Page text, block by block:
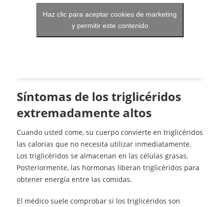
Haz clic para aceptar cookies de marketing
y permitir este contenido
Síntomas de los triglicéridos
extremadamente altos
Cuando usted come, su cuerpo convierte en triglicéridos
las calorías que no necesita utilizar inmediatamente.
Los triglicéridos se almacenan en las células grasas.
Posteriormente, las hormonas liberan triglicéridos para
obtener energía entre las comidas.
El médico suele comprobar si los triglicéridos son